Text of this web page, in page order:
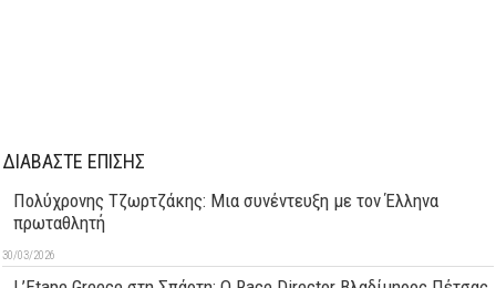
ΔΙΑΒΑΣΤΕ ΕΠΙΣΗΣ
Πολύχρονης Τζωρτζάκης: Μια συνέντευξη με τον Έλληνα
πρωταθλητή
30/03/2026